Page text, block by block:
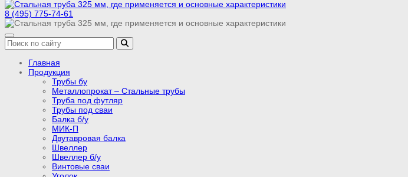
8 (495) 775-74-61
Главная
Продукция
Трубы бу
Металлопрокат – Стальные трубы
Труба под футляр
Трубы под сваи
Балка б/у
МИК-П
Двутавровая балка
Швеллер
Швеллер б/у
Винтовые сваи